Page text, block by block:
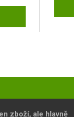
zboží, ale hlavně